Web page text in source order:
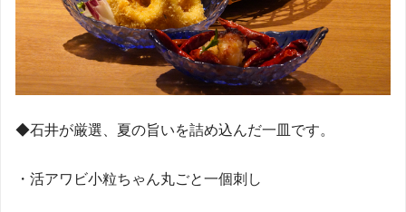
◆石井が厳選、夏の旨いを詰め込んだ一皿です。
・活アワビ小粒ちゃん丸ごと一個刺し